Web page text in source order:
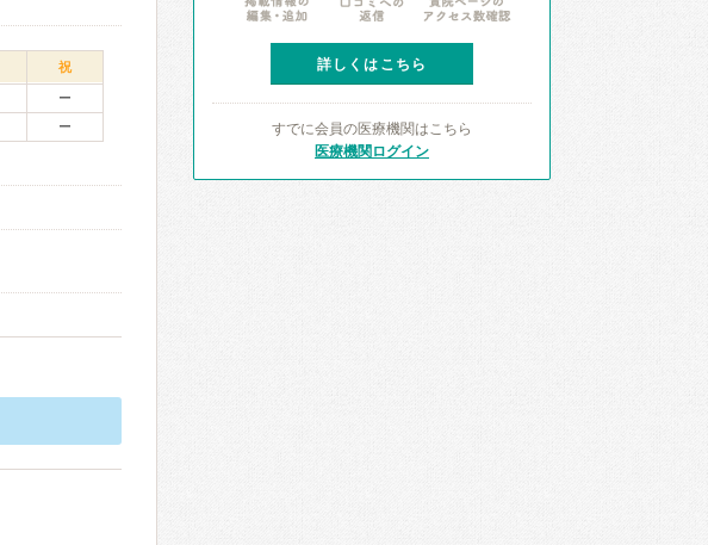
祝
ー
ー
詳しくはこちら
すでに会員の医療機関はこちら
医療機関ログイン